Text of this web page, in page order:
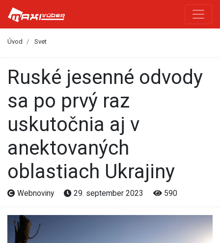
Úvod Svet
Ruské jesenné odvody
sa po prvý raz
uskutočnia aj v
anektovaných
oblastiach Ukrajiny
Webnoviny 29. september 2023 590